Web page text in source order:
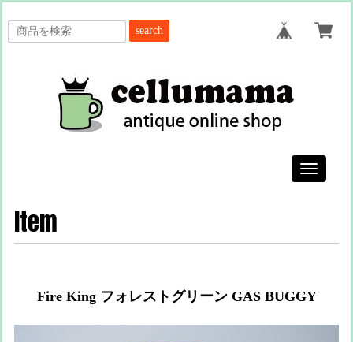
search
Toggle
Item
Fire King フォレストグリーン GAS BUGGY